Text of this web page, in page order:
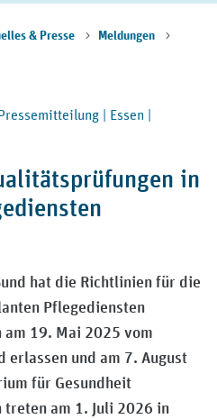
& Presse Meldungen
| Essen |
in
hat die Richtlinien für die
Pflegediensten
19. Mai 2025 vom
erlassen und am 7. August
für Gesundheit
am 1. Juli 2026 in